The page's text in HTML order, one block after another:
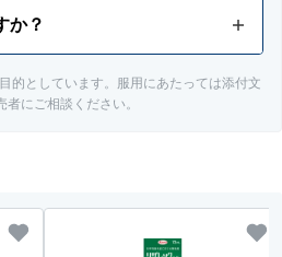
けてください。
か？
てください。日本人女性にお
れていません。
的としています。服用にあたっては添付文
にご相談ください。